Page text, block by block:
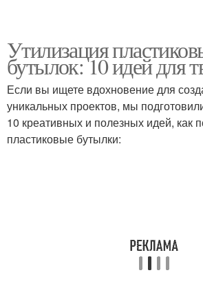
Утилизация
бутылок: 10 идей для
Если вы ищете вдохновение для
уникальных проектов, мы
10 креативных и полезных идей, как
пластиковые бутылки: